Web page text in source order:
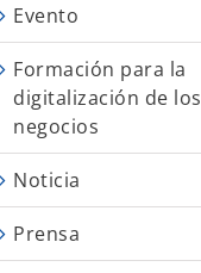
Evento
Formación para la
digitalización de los
negocios
Noticia
Prensa